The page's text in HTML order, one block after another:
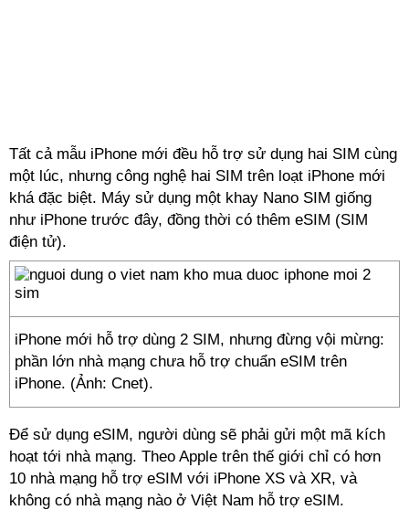
Tất cả mẫu iPhone mới đều hỗ trợ sử dụng hai SIM cùng
một lúc, nhưng công nghệ hai SIM trên loạt iPhone mới
khá đặc biệt. Máy sử dụng một khay Nano SIM giống
như iPhone trước đây, đồng thời có thêm eSIM (SIM
điện tử).
iPhone mới hỗ trợ dùng 2 SIM, nhưng đừng vội mừng:
phần lớn nhà mạng chưa hỗ trợ chuẩn eSIM trên
iPhone. (Ảnh: Cnet).
Để sử dụng eSIM, người dùng sẽ phải gửi một mã kích
hoạt tới nhà mạng. Theo Apple trên thế giới chỉ có hơn
10 nhà mạng hỗ trợ eSIM với iPhone XS và XR, và
không có nhà mạng nào ở Việt Nam hỗ trợ eSIM.